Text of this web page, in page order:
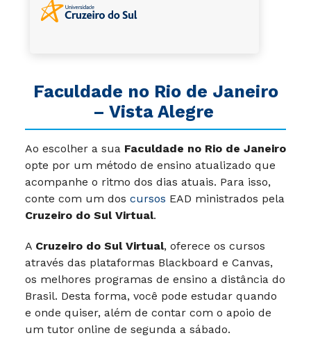
Faculdade no Rio de Janeiro
– Vista Alegre
Ao escolher a sua Faculdade no Rio de Janeiro
opte por um método de ensino atualizado que
acompanhe o ritmo dos dias atuais. Para isso,
conte com um dos cursos EAD ministrados pela
Cruzeiro do Sul Virtual.
A Cruzeiro do Sul Virtual, oferece os cursos
através das plataformas Blackboard e Canvas,
os melhores programas de ensino a distância do
Brasil. Desta forma, você pode estudar quando
e onde quiser, além de contar com o apoio de
um tutor online de segunda a sábado.